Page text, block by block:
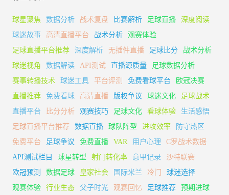
球星聚焦 数据分析 战术复盘 比赛解析 足球直播
深度阅读
球迷故事
高清直播平台 战术分析
观赛体验
足球直播平台推荐
深度解析 无插件直播 足球比分
战术分析
球迷视角
数据解读 API测试 直播源质量
足球数据分析
赛事转播技术
球迷工具 平台评测 免费看球平台
欧冠决赛
直播推荐
免费看球 高清直播 版权争议 球迷文化
足球战术
直播平台
比分分析 观赛技巧 足球文化 看球体验
生活感悟
足球直播平台推荐
数据直播 球队阵型 进攻效率
防守热区
免费平台
足球争议 免费直播 VAR 用户心理
C罗战术数据
API测试栏目
球星转型 射门转化率 意甲记录
沙特联赛
欧冠预测
数据足球 皇家社会 国际米兰 冷门
球迷选择
观赛体验
行业生态 父子时光 观赛回忆 足球推荐
预期进球